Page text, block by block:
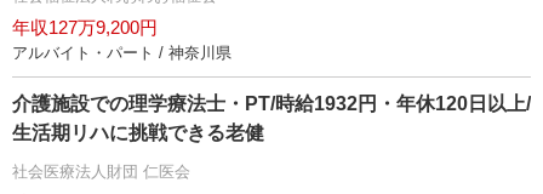
年収127万9,200円
アルバイト・パート / 神奈川県
介護施設での理学療法士・PT/時給1932円・年休120日以上/
生活期リハに挑戦できる老健
社会医療法人財団 仁医会